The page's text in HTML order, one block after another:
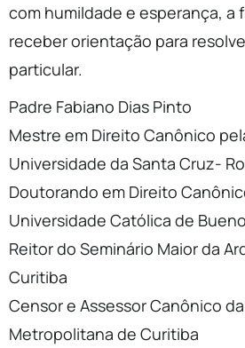
com humildade e esperança, a
receber orientação para
particular.
Padre Fabiano Dias Pinto
Mestre em Direito Canônico
Universidade da Santa Cruz-
Doutorando em Direito
Universidade Católica de
Reitor do Seminário Maior da
Curitiba
Censor e Assessor Canônico
Metropolitana de Curitiba